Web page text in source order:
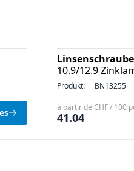
10.9/12.9
Produkt: BN13255
à partir de CHF / 100
41.04